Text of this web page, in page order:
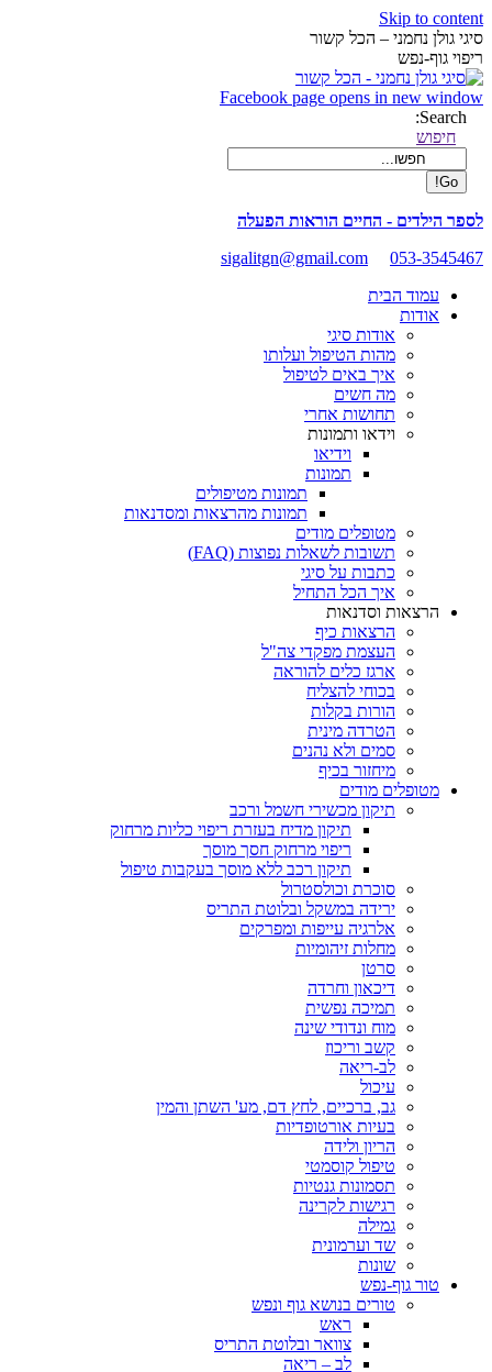
Skip to content
סיגי גולן נחמני – הכל קשור
ריפוי גוף-נפש
Facebook page opens in new window
Search:
חיפוש
לספר הילדים - החיים הוראות הפעלה
sigalitgn@gmail.com
053-3545467
עמוד הבית
אודות
אודות סיגי
מהות הטיפול ועלותו
איך באים לטיפול
מה חשים
תחושות אחרי
וידאו ותמונות
וידיאו
תמונות
תמונות מטיפולים
תמונות מהרצאות ומסדנאות
מטופלים מודים
תשובות לשאלות נפוצות (FAQ)
כתבות על סיגי
איך הכל התחיל
הרצאות וסדנאות
הרצאות כיף
העצמת מפקדי צה"ל
ארגז כלים להוראה
בכוחי להצליח
הורות בקלות
הטרדה מינית
סמים ולא נהנים
מיחזור בכיף
מטופלים מודים
תיקון מכשירי חשמל ורכב
תיקון מדיח בעזרת ריפוי כליות מרחוק
ריפוי מרחוק חסך מוסך
תיקון רכב ללא מוסך בעקבות טיפול
סוכרת וכולסטרול
ירידה במשקל ובלוטת התריס
אלרגיה עייפות ומפרקים
מחלות זיהומיות
סרטן
דיכאון וחרדה
תמיכה נפשית
מוח ונדודי שינה
קשב וריכוז
לב-ריאה
עיכול
גב, ברכיים, לחץ דם, מע' השתן והמין
בעיות אורטופדיות
הריון ולידה
טיפול קוסמטי
תסמונות גנטיות
רגישות לקרינה
גמילה
שד וערמונית
שונות
טור גוף-נפש
טורים בנושא גוף ונפש
ראש
צוואר ובלוטת התריס
לב – ריאה